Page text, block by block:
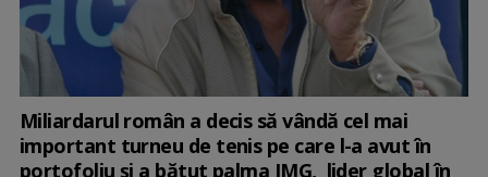
Miliardarul român a decis să vândă cel mai
important turneu de tenis pe care l-a avut în
portofoliu și a bătut palma IMG, lider global în